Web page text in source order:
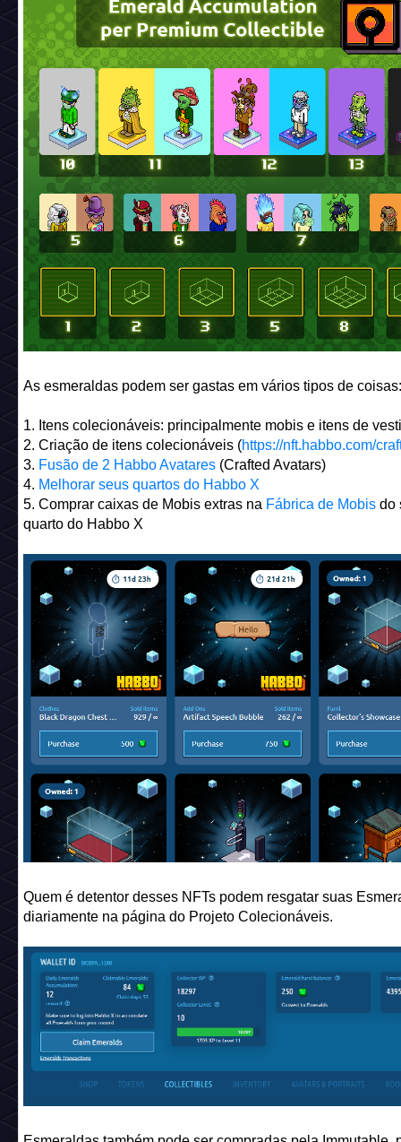
Antes de começarmos: o que são Esmeraldas? As
moeda premium do ecossistema Colecionáveis Habbo.
Avatares Genesis,Crafted Avatars,Habbo Portraitse
Habbo X
fornecem aos seus proprietários Esmeraldas
podem ser resgatadas naLoja de Colecionáveis
*Habbo Avatars tem um quarto do tipo Studio Room como
característica, então eles ganham +2 Esmeraldas
*Crafted Avatars tem 2 quartos como características, então
ganham +4 esmeraldas diariamente.
As esmeraldas podem ser gastas em vários tipos de coisas:
1. Itens colecionáveis: principalmente mobis e itens de
2. Criação de itens colecionáveis (
https://nft.habbo.com/
3.Fusão de 2 Habbo Avatares(Crafted Avatars)
Melhorar seus quartos do Habbo X
5. Comprar caixas de Mobis extras na Fábrica de Mobis
quarto do Habbo X
Quem é detentor desses NFTs podem resgatar suas